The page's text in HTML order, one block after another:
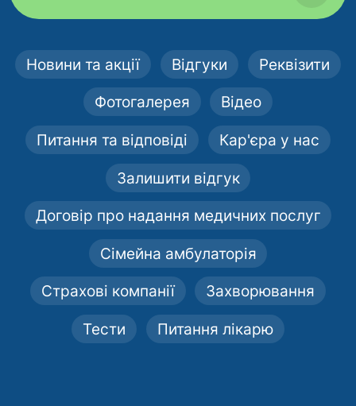
Новини та акції Відгуки Реквізити
Фотогалерея Відео
Питання та відповіді Кар'єра у нас
Залишити відгук
Договір про надання медичних послуг
Сімейна амбулаторія
Страхові компанії Захворювання
Тести Питання лікарю